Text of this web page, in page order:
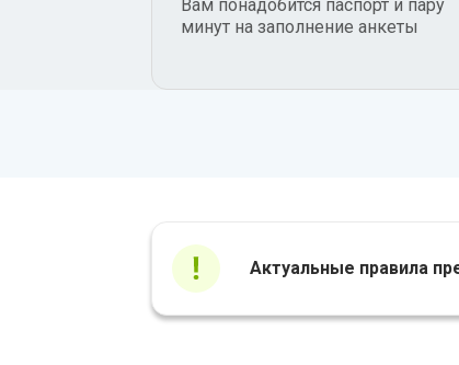
Вам понадобится паспорт и пару
минут на заполнение анкеты
Актуальные правила